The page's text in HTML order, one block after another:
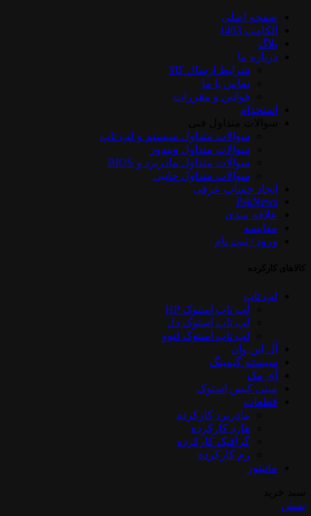
صفحه اصلی
الکامپ 1403
بلاگ
درباره ما
شرایط ارسال کالا
تماس با ما
قوانین و مقررات
استخدام
سوالات متداول سیستم و لپ تاپ
سوالات متداول ویندوز
سوالات متداول مادربرد و BIOS
سوالات متداول جانبی
ایجاد حساب عرفی
PskNews
علاقه مندی
مقایسه
ورود / ثبت نام
لپ تاپ
لپ تاپ استوک HP
لپ تاپ استوک دل
لپ تاپ استوک لنوو
آل این وان
سیستم گیمینگ
آی مک
مینی کیس استوک
قطعات
مادربرد کارکرده
هارد کارکرده
گرافیک کارکرده
رم کارکرده
مانیتور
بستن